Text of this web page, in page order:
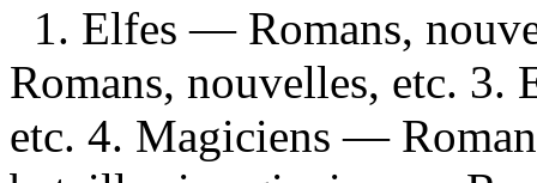
1. Elfes — Romans,
Romans, nouvelles, etc.
etc. 4. Magiciens —